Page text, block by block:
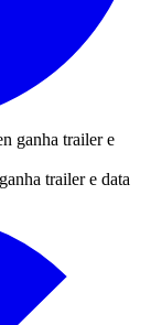
trailer e data